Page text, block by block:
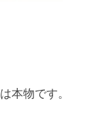
本物です。